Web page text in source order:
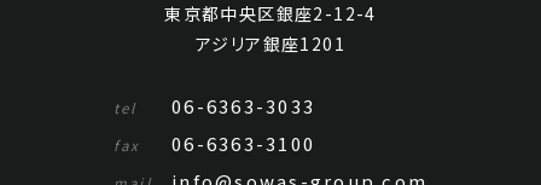
東京都中央区銀座2-12-4
アジリア銀座1201
tel 06-6363-3033
fax 06-6363-3100